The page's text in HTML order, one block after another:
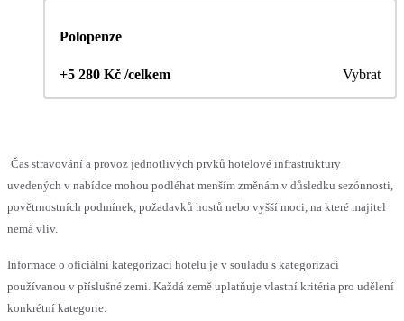
Polopenze
+5 280 Kč /celkem Vybrat
Čas stravování a provoz jednotlivých prvků hotelové infrastruktury
uvedených v nabídce mohou podléhat menším změnám v důsledku sezónnosti,
povětrnostních podmínek, požadavků hostů nebo vyšší moci, na které majitel
nemá vliv.
Informace o oficiální kategorizaci hotelu je v souladu s kategorizací
používanou v příslušné zemi. Každá země uplatňuje vlastní kritéria pro udělení
konkrétní kategorie.